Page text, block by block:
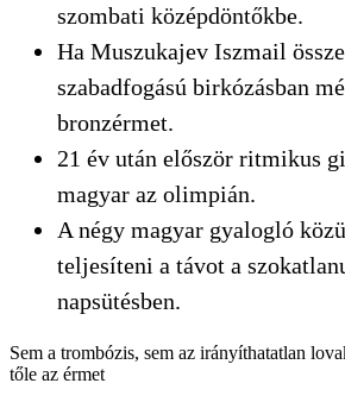
szombati középdöntőkbe.
Ha Muszukajev Iszmail
szabadfogású birkózásban
bronzérmet.
21 év után először ritmikus
magyar az olimpián.
A négy magyar gyalogló
teljesíteni a távot a
napsütésben.
Sem a trombózis, sem az irányíthatatlan
tőle az érmet